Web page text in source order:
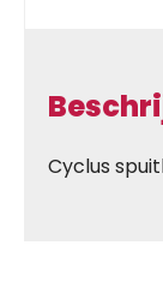
Cyclus